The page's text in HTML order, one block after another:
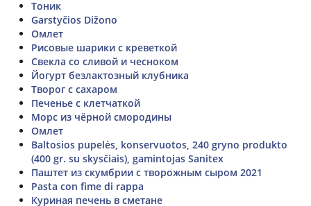
Тоник
Garstyčios Dižono
Омлет
Рисовые шарики с креветкой
Свекла со сливой и чесноком
Йогурт безлактозный клубника
Творог с сахаром
Печенье с клетчаткой
Морс из чёрной смородины
Омлет
Baltosios pupelės, konservuotos, 240 gryno produkto
(400 gr. su skysčiais), gamintojas Sanitex
Паштет из скумбрии с творожным сыром 2021
Pasta con fime di rappa
Куриная печень в сметане